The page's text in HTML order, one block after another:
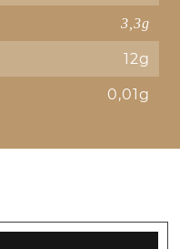
3,3g
12g
0,01g